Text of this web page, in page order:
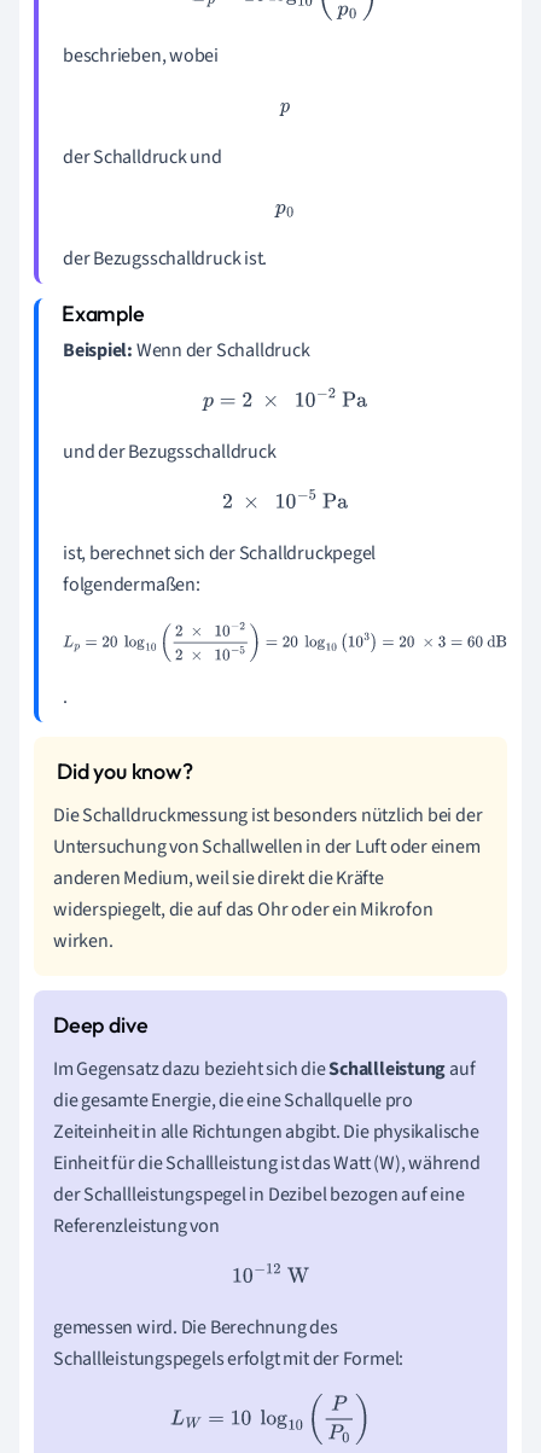
beschrieben, wobei
p
der Schalldruck und
p0
der Bezugsschalldruck ist.
Beispiel:Wenn der Schalldruck
p =2 × 10−2 Pa
und der Bezugsschalldruck
2× 10−5Pa
ist, berechnet sich der Schalldruckpegel
folgendermaßen:
L p=20 log10 (2× 10−22× 10−5 )=20 log10 (103 =20 ×3=60
.
Die Schalldruckmessung ist besonders nützlich bei der
Untersuchung von Schallwellen in der Luft oder einem
anderen Medium, weil sie direkt die Kräfte
widerspiegelt, die auf das Ohr oder ein Mikrofon
wirken.
Im Gegensatz dazu bezieht sich dieSchallleistungauf
die gesamte Energie, die eine Schallquelle pro
Zeiteinheit in alle Richtungen abgibt. Die physikalische
Einheit für die Schallleistung ist das Watt (W), während
der Schallleistungspegel in Dezibel bezogen auf eine
Referenzleistung von
10−12 W
gemessen wird. Die Berechnung des
Schallleistungspegels erfolgt mit der Formel:
L W =10 log10 PP 0)